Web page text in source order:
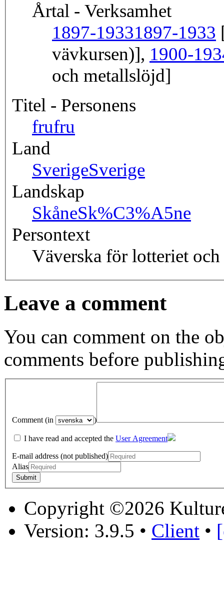
Årtal - Verksamhet
1897-19331897-1933
vävkursen)], 1900-
och metallslöjd]
Titel - Personens
frufru
Land
SverigeSverige
Landskap
SkåneSk%C3%A5ne
Persontext
Väverska för lotteriet
Leave a comment
You can comment on the
comments before
Comment (in )
I have read and accepted the User Agreement
E-mail address (not published)
Alias
Copyright ©2026
Version: 3.9.5 • Client •